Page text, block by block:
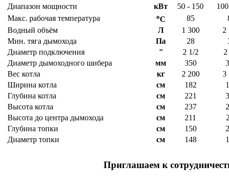
Диапазон мощности
кВт 50 - 150
Макс. рабочая температура
oC 85
Водный объём
Л 1 300
2
Мин. тяга дымохода
Па 28
Диаметр подключения
" 2 1/2
Диаметр дымоходного шибера
мм 350
Вес котла
кг 2 200
3
Ширина котла
см 182
Глубина котла
см 221
Высота котла
см 237
Высота до центра дымохода
см 211
Глубина топки
см 150
Диаметр топки
см 148
Приглашаем к